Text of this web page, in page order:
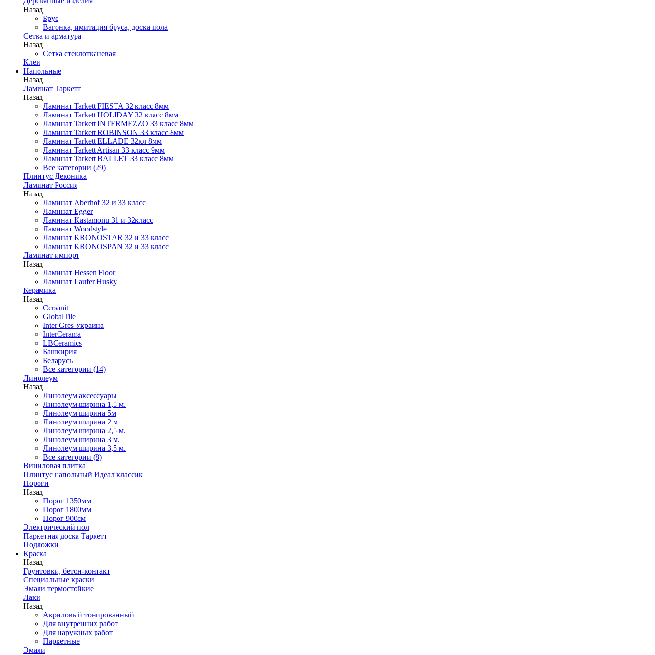
Назад
Брус
Вагонка, имитация бруса, доска пола
Сетка и арматура
Назад
Сетка стеклотканевая
Клеи
Напольные
Назад
Ламинат Таркетт
Назад
Ламинат Tarkett FIESTA 32 класс 8мм
Ламинат Tarkett HOLIDAY 32 класс 8мм
Ламинат Tarkett INTERMEZZO 33 класс 8мм
Ламинат Tarkett ROBINSON 33 класс 8мм
Ламинат Tarkett ELLADE 32кл 8мм
Ламинат Tarkett Artisan 33 класс 9мм
Ламинат Tarkett BALLET 33 класс 8мм
Все категории (29)
Плинтус Деконика
Ламинат Россия
Назад
Ламинат Aberhof 32 и 33 класс
Ламинат Egger
Ламинат Kastamonu 31 и 32класс
Ламинат Woodstyle
Ламинат KRONOSTAR 32 и 33 класс
Ламинат KRONOSPAN 32 и 33 класс
Ламинат импорт
Назад
Ламинат Hessen Floor
Ламинат Laufer Husky
Керамика
Назад
Cersanit
GlobalTile
Inter Gres Украина
InterCerama
LBCeramics
Башкирия
Беларусь
Все категории (14)
Линолеум
Назад
Линолеум аксессуары
Линолеум ширина 1,5 м.
Линолеум ширина 5м
Линолеум ширина 2 м.
Линолеум ширина 2,5 м.
Линолеум ширина 3 м.
Линолеум ширина 3,5 м.
Все категории (8)
Виниловая плитка
Плинтус напольный Идеал классик
Пороги
Назад
Порог 1350мм
Порог 1800мм
Порог 900см
Электрический пол
Паркетная доска Таркетт
Подложки
Краска
Назад
Грунтовки, бетон-контакт
Специальные краски
Эмали термостойкие
Лаки
Назад
Акриловый тонированный
Для внутренних работ
Для наружных работ
Паркетные
Эмали